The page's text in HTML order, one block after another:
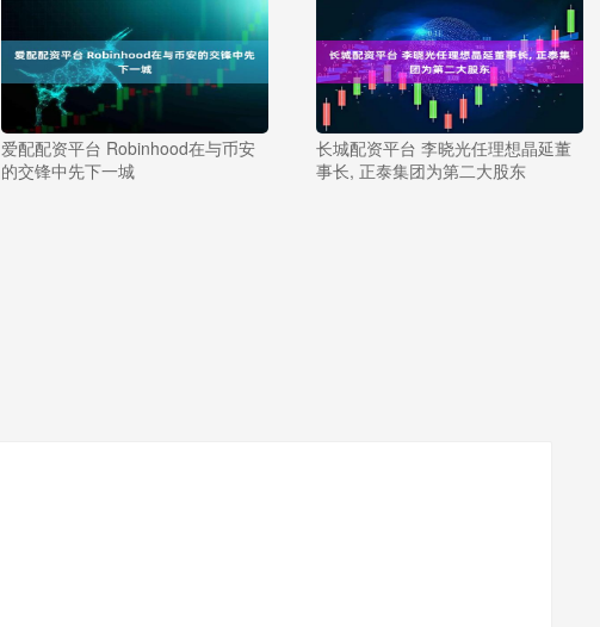
爱配配资平台 Robinhood在与币安
的交锋中先下一城
长城配资平台 李晓光任理想晶延董
事长, 正泰集团为第二大股东